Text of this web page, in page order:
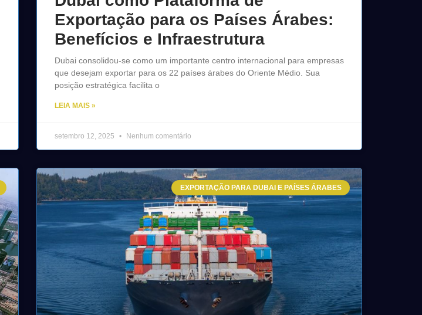
Exportação para os Países Árabes:
Benefícios e Infraestrutura
Dubai consolidou-se como um importante centro internacional para empresas
que desejam exportar para os 22 países árabes do Oriente Médio. Sua
posição estratégica facilita o
LEIA MAIS »
setembro 12, 2025 Nenhum comentário
EXPORTAÇÃO PARA DUBAI E PAÍSES ÁRABES